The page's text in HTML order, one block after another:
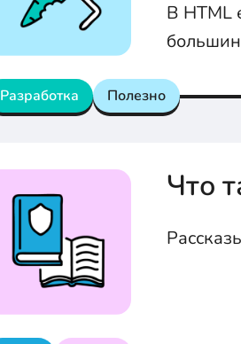
Разработка Полезно
В HTML
Что